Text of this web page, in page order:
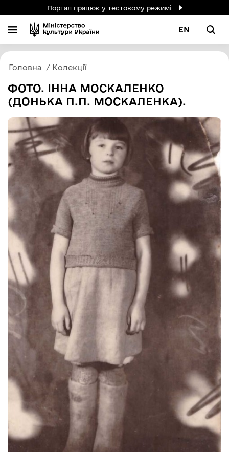
Портал працює у тестовому режимі
EN
Головна Колекції
ФОТО. ІННА МОСКАЛЕНКО
(ДОНЬКА П.П. МОСКАЛЕНКА).